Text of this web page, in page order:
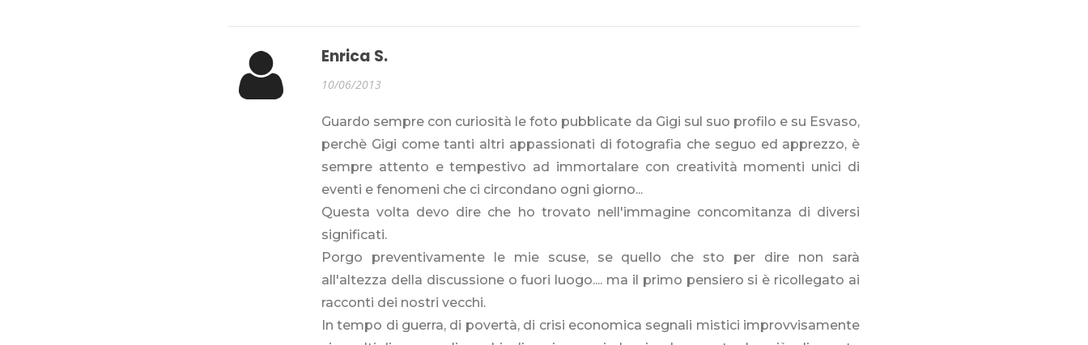
Enrica S.
10/06/2013
Guardo sempre con curiosità le foto pubblicate da Gigi sul suo profilo e su Esvaso,
perchè Gigi come tanti altri appassionati di fotografia che seguo ed apprezzo, è
sempre attento e tempestivo ad immortalare con creatività momenti unici di
eventi e fenomeni che ci circondano ogni giorno...
Questa volta devo dire che ho trovato nell'immagine concomitanza di diversi
significati.
Porgo preventivamente le mie scuse, se quello che sto per dire non sarà
all'altezza della discussione o fuori luogo.... ma il primo pensiero si è ricollegato ai
racconti dei nostri vecchi.
In tempo di guerra, di povertà, di crisi economica segnali mistici improvvisamente